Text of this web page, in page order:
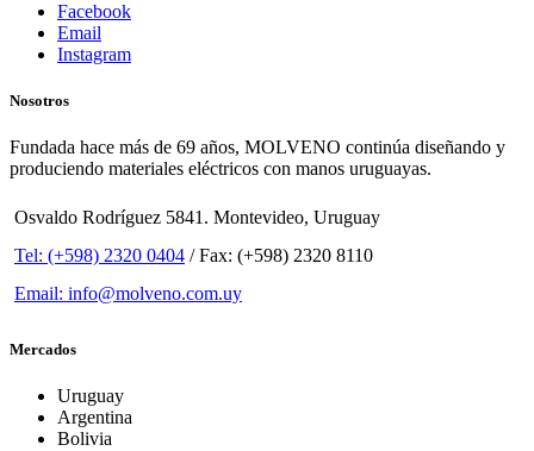
Facebook
Email
Instagram
Nosotros
Fundada hace más de 69 años, MOLVENO continúa diseñando y
produciendo materiales eléctricos con manos uruguayas.
Osvaldo Rodríguez 5841. Montevideo, Uruguay
Tel: (+598) 2320 0404 / Fax: (+598) 2320 8110
Email: info@molveno.com.uy
Mercados
Uruguay
Argentina
Bolivia